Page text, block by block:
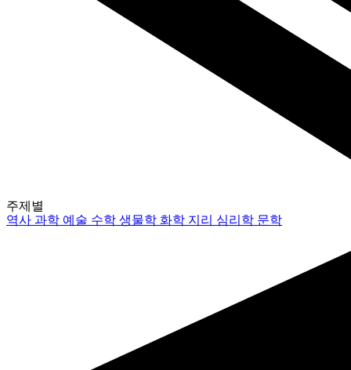
주제별
역사과학 예술 수학생물학 화학 지리 심리학 문학